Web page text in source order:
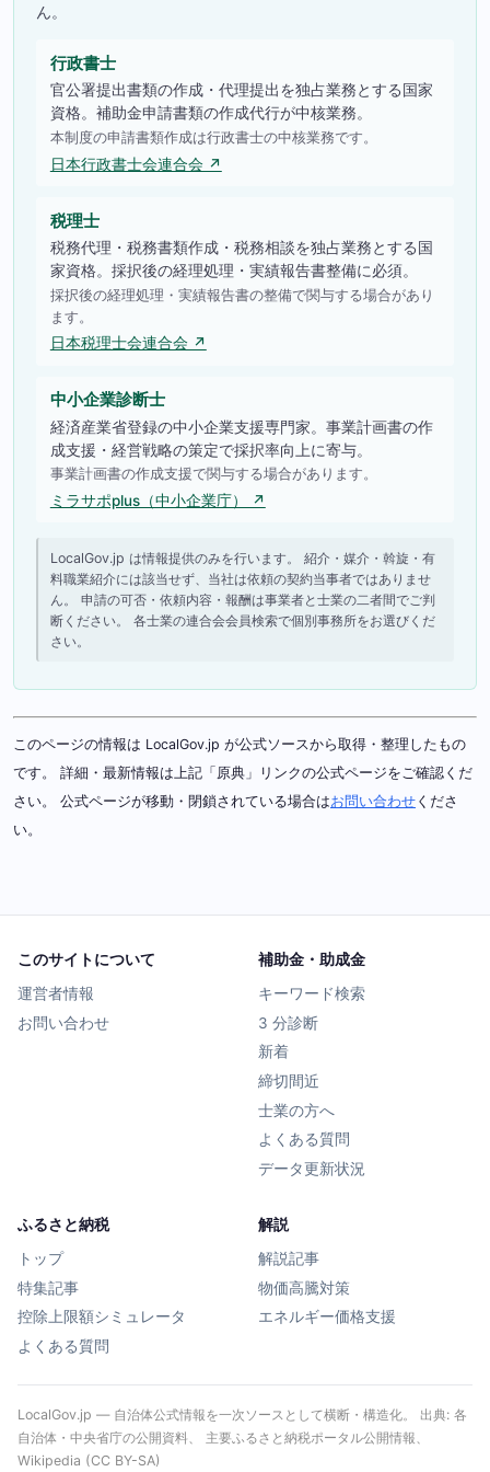
ん。
行政書士
官公署提出書類の作成・代理提出を独占業務とする国家
資格。補助金申請書類の作成代行が中核業務。
本制度の申請書類作成は行政書士の中核業務です。
日本行政書士会連合会 ↗
税理士
税務代理・税務書類作成・税務相談を独占業務とする国
家資格。採択後の経理処理・実績報告書整備に必須。
採択後の経理処理・実績報告書の整備で関与する場合があり
ます。
日本税理士会連合会 ↗
中小企業診断士
経済産業省登録の中小企業支援専門家。事業計画書の作
成支援・経営戦略の策定で採択率向上に寄与。
事業計画書の作成支援で関与する場合があります。
ミラサポplus（中小企業庁） ↗
LocalGov.jp は情報提供のみを行います。 紹介・媒介・斡旋・有
料職業紹介には該当せず、当社は依頼の契約当事者ではありませ
ん。 申請の可否・依頼内容・報酬は事業者と士業の二者間でご判
断ください。 各士業の連合会会員検索で個別事務所をお選びくだ
さい。
このページの情報は LocalGov.jp が公式ソースから取得・整理したもの
です。 詳細・最新情報は上記「原典」リンクの公式ページをご確認くだ
さい。 公式ページが移動・閉鎖されている場合はお問い合わせ くださ
い。
このサイトについて
運営者情報
お問い合わせ
補助金・助成金
キーワード検索
3 分診断
新着
締切間近
士業の方へ
よくある質問
データ更新状況
ふるさと納税
トップ
特集記事
控除上限額シミュレータ
よくある質問
解説
解説記事
物価高騰対策
エネルギー価格支援
LocalGov.jp — 自治体公式情報を一次ソースとして横断・構造化。 出典: 各
自治体・中央省庁の公開資料、 主要ふるさと納税ポータル公開情報、
Wikipedia (CC BY-SA)